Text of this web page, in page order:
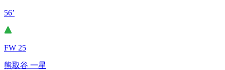
56’
FW 25
熊取谷 一星